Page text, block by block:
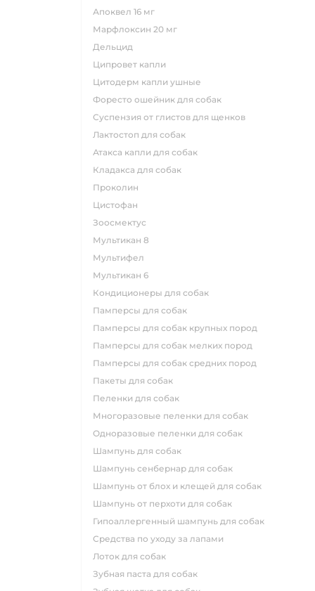
апоквел 16 мг
марфлоксин 20 мг
дельцид
ципровет капли
цитодерм капли ушные
форесто ошейник для собак
суспензия от глистов для щенков
лактостоп для собак
атакса капли для собак
кладакса для собак
проколин
цистофан
зоосмектус
мультикан 8
мультифел
мультикан 6
кондиционеры для собак
памперсы для собак
памперсы для собак крупных пород
памперсы для собак мелких пород
памперсы для собак средних пород
пакеты для собак
пеленки для собак
многоразовые пеленки для собак
одноразовые пеленки для собак
шампунь для собак
шампунь сенбернар для собак
шампунь от блох и клещей для собак
шампунь от перхоти для собак
гипоаллергенный шампунь для собак
средства по уходу за лапами
лоток для собак
зубная паста для собак